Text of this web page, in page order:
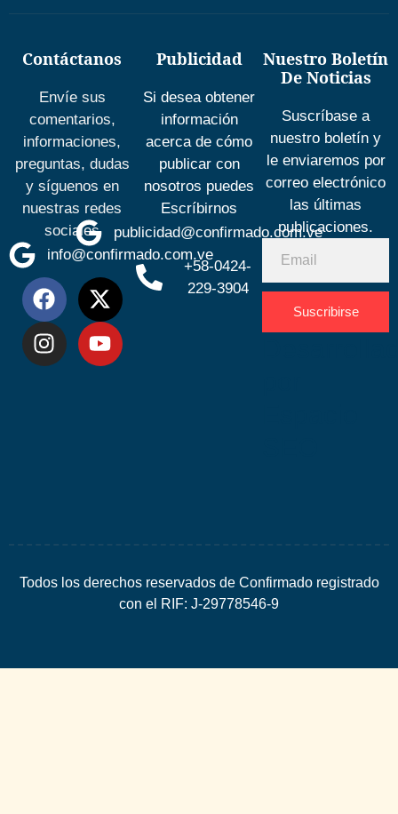
Contáctanos
Envíe sus
comentarios,
informaciones,
preguntas, dudas
y síguenos en
nuestras redes
sociales
info@confirmado.com.ve
Publicidad
Si desea obtener
información
acerca de cómo
publicar con
nosotros puedes
Escríbirnos
publicidad@confirmado.com.ve
+58-0424-
229-3904
Nuestro Boletín
De Noticias
Suscríbase a
nuestro boletín y
le enviaremos por
correo electrónico
las últimas
publicaciones.
Suscribirse
Todos los derechos reservados de Confirmado registrado
con el RIF: J-29778546-9